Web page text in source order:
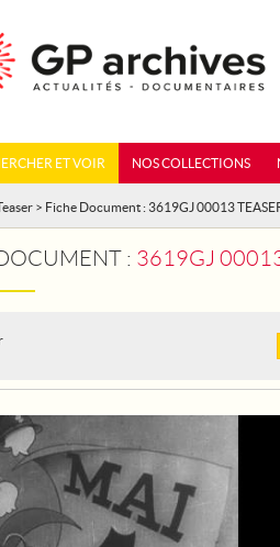
ET VOIR NOS COLLECTIONS
> Fiche Document : 3619GJ 00013
: 3619GJ